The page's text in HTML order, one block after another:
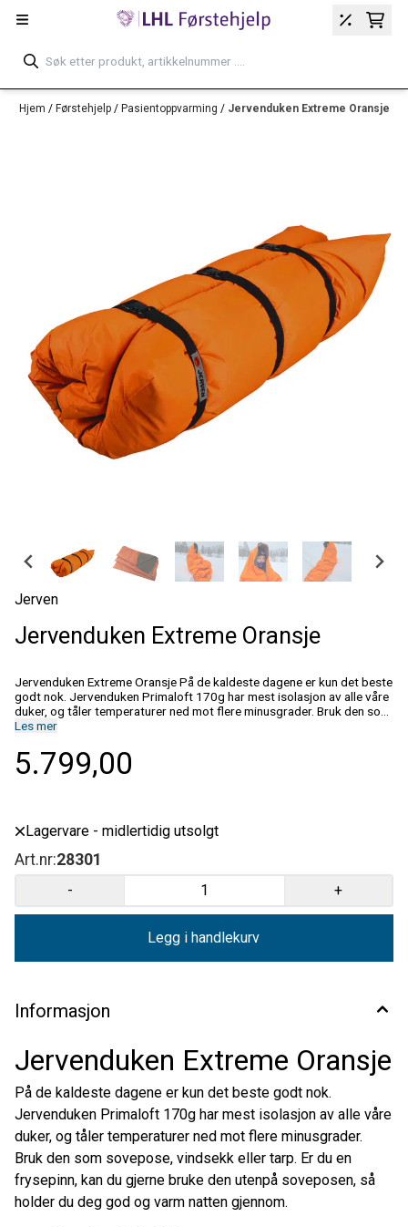
Hopp til innhold
Hjem / Førstehjelp / Pasientoppvarming / Jervenduken Extreme Oransje
Jerven
Jervenduken Extreme Oransje
Jervenduken Extreme Oransje På de kaldeste dagene er kun det beste
godt nok. Jervenduken Primaloft 170g har mest isolasjon av alle våre
duker, og tåler temperaturer ned mot flere minusgrader. Bruk den som
sovepose, vindsekk eller tarp. Er du en frysepinn, kan du gjerne bruke
gjennom. Størrelse: 102 x 220 cm Tekstil: Aluminiumsbelagt polyester
Fór: Polyamid Vattering: Primaloft 170g. pr. m2 Leveres med:
Les mer
5.799,00
Lagervare - midlertidig utsolgt
Art.nr:28301
- +
Legg i handlekurv
Informasjon
Jervenduken Extreme Oransje
På de kaldeste dagene er kun det beste godt nok.
Jervenduken Primaloft 170g har mest isolasjon av alle våre
duker, og tåler temperaturer ned mot flere minusgrader.
Bruk den som sovepose, vindsekk eller tarp. Er du en
frysepinn, kan du gjerne bruke den utenpå soveposen, så
holder du deg god og varm natten gjennom.